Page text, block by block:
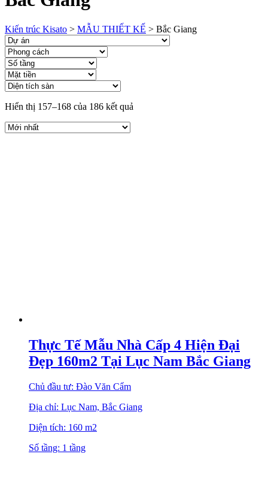
Kiến trúc Kisato > MẪU THIẾT KẾ > Bắc Giang
Hiển thị 157–168 của 186 kết quả
Thực Tế Mẫu Nhà Cấp 4 Hiện Đại
Đẹp 160m2 Tại Lục Nam Bắc Giang
Chủ đầu tư: Đào Văn Cẩm
Địa chỉ: Lục Nam, Bắc Giang
Diện tích: 160 m2
Số tầng: 1 tầng